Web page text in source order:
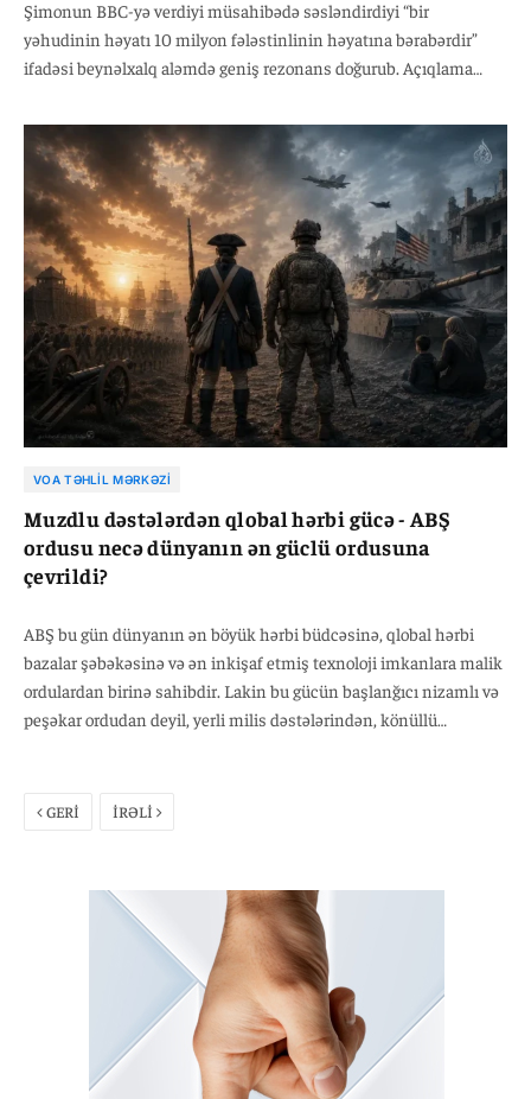
Şimonun BBC-yə verdiyi müsahibədə səsləndirdiyi “bir
yəhudinin həyatı 10 milyon fələstinlinin həyatına bərabərdir”
ifadəsi beynəlxalq aləmdə geniş rezonans doğurub. Açıqlama
münaqişəsində son illərdə güclənən radikal millətçi və
üstünlükçü ideologiyanın təzahürü kimi qiymətləndirilir.
VOA TƏHLIL MƏRKƏZI
Muzdlu dəstələrdən qlobal hərbi gücə - ABŞ
ordusu necə dünyanın ən güclü ordusuna
çevrildi?
ABŞ bu gün dünyanın ən böyük hərbi büdcəsinə, qlobal hərbi
bazalar şəbəkəsinə və ən inkişaf etmiş texnoloji imkanlara malik
ordulardan birinə sahibdir. Lakin bu gücün başlanğıcı nizamlı və
peşəkar ordudan deyil, yerli milis dəstələrindən, könüllü
GERİ İRƏLİ